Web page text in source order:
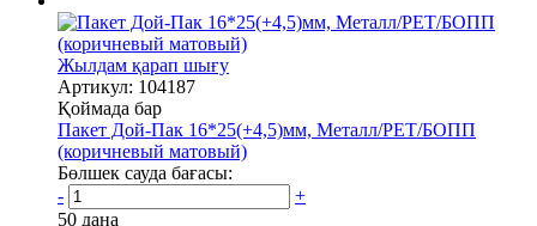
Жылдам қарап шығу
Артикул: 104187
Қоймада бар
Пакет Дой-Пак 16*25(+4,5)мм, Металл/PET/БОПП
(коричневый матовый)
Бөлшек сауда бағасы:
-
+
50 дана